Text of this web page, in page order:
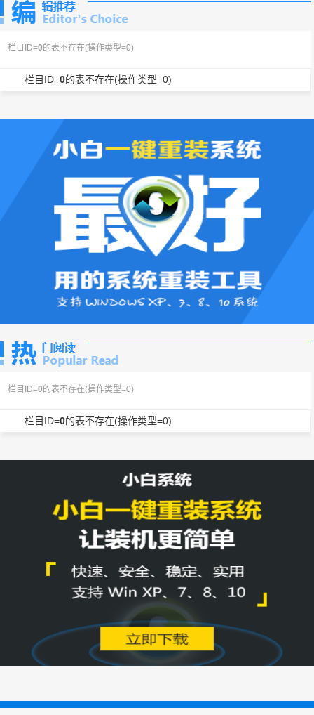
栏目ID=0的表不存在(操作类型=0)
栏目ID=0的表不存在(操作类型=0)
栏目ID=0的表不存在(操作类型=0)
栏目ID=0的表不存在(操作类型=0)